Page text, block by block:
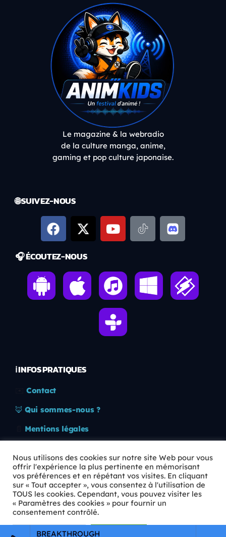
BREAKTHROUGH
Le magazine & la webradio
de la culture manga, anime,
gaming et pop culture japonaise.
🌐 SUIVEZ-NOUS
🎧 ÉCOUTEZ-NOUS
ℹ️ INFOS PRATIQUES
Contact
🦊 Qui sommes-nous ?
Mentions légales
🛡️ RGPD
Copyright © 2026 Animkids. Tous droits réservés.
Nous utilisons des cookies sur notre site Web pour vous
offrir l'expérience la plus pertinente en mémorisant
vos préférences et en répétant vos visites. En cliquant
sur « Tout accepter », vous consentez à l'utilisation de
TOUS les cookies. Cependant, vous pouvez visiter les
« Paramètres des cookies » pour fournir un
consentement contrôlé.
Paramètres Cookie Tout accepter